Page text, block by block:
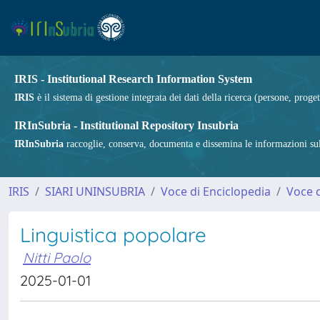
IRIS - Institutional Research Information System
IRIS è il sistema di gestione integrata dei dati della ricerca (persone,
IRInSubria - Institutional Repository Insubria
IRInSubria raccoglie, conserva, documenta e dissemina le informazioni
IRIS SIARI UNINSUBRIA Voce di Enciclopedia Voce
Linguistica popolare
Nitti Paolo
2025-01-01